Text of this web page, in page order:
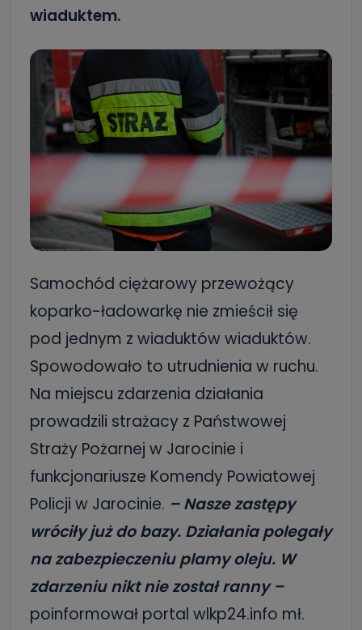
wiaduktem.
Samochód ciężarowy przewożący
koparko-ładowarkę nie zmieścił się
pod jednym z wiaduktów wiaduktów.
Spowodowało to utrudnienia w ruchu.
Na miejscu zdarzenia działania
prowadzili strażacy z Państwowej
Straży Pożarnej w Jarocinie i
funkcjonariusze Komendy Powiatowej
Policji w Jarocinie. – Nasze zastępy
wróciły już do bazy. Działania polegały
na zabezpieczeniu plamy oleju. W
zdarzeniu nikt nie został ranny –
poinformował portal wlkp24.info mł.